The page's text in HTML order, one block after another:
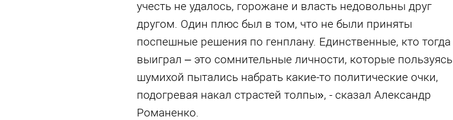
учесть не удалось, горожане и власть недовольны друг
другом. Один плюс был в том, что не были приняты
поспешные решения по генплану. Единственные, кто тогда
выиграл – это сомнительные личности, которые пользуясь
шумихой пытались набрать какие-то политические очки,
подогревая накал страстей толпы», - сказал Александр
Романенко.